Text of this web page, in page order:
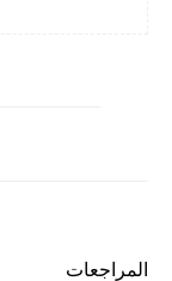
المراجعات